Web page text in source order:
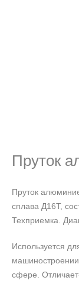
Пруток
Пруток
сплава Д16Т,
Техприемка.
Используется
сфере.